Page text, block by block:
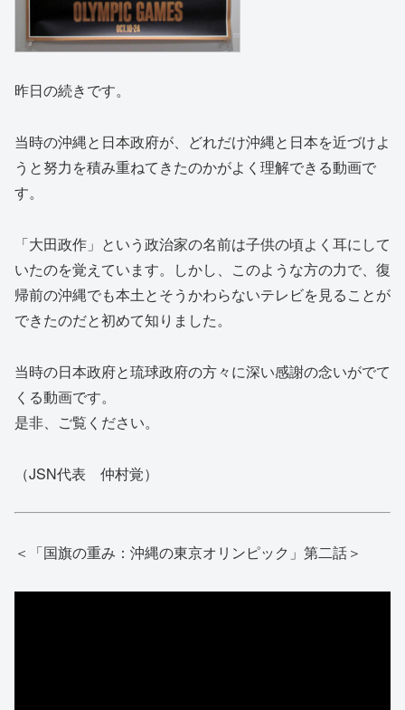
昨日の続きです。
当時の沖縄と日本政府が、どれだけ沖縄と日本を近づけよ
うと努力を積み重ねてきたのかがよく理解できる動画で
す。
「大田政作」という政治家の名前は子供の頃よく耳にして
いたのを覚えています。しかし、このような方の力で、復
帰前の沖縄でも本土とそうかわらないテレビを見ることが
できたのだと初めて知りました。
当時の日本政府と琉球政府の方々に深い感謝の念いがでて
くる動画です。
是非、ご覧ください。
（JSN代表 仲村覚）
＜「国旗の重み：沖縄の東京オリンピック」第二話＞